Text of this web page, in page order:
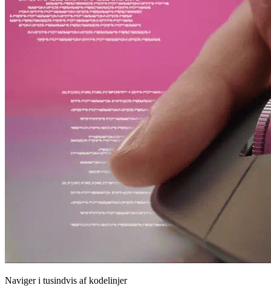
Naviger i tusindvis af kodelinjer